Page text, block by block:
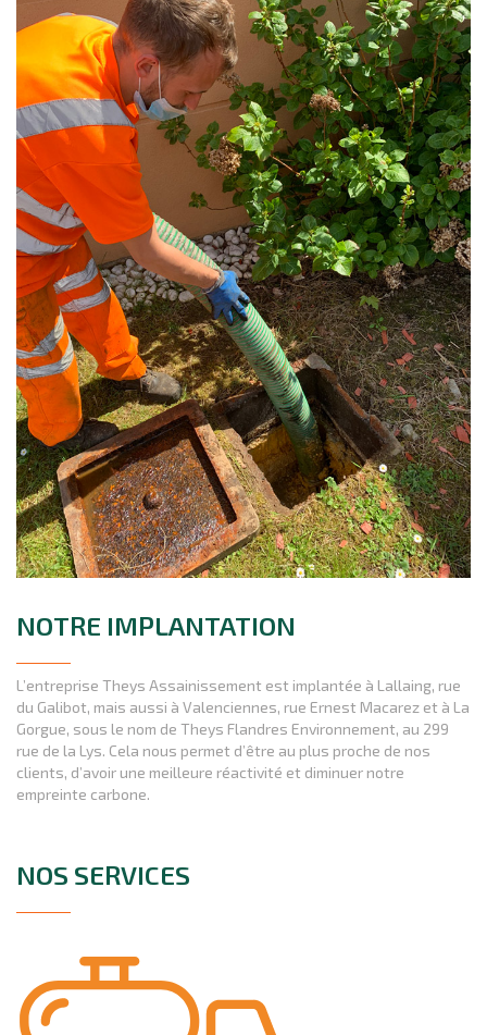
NOTRE IMPLANTATION
L’entreprise Theys Assainissement est implantée à Lallaing, rue
du Galibot, mais aussi à Valenciennes, rue Ernest Macarez et à La
Gorgue, sous le nom de Theys Flandres Environnement, au 299
rue de la Lys. Cela nous permet d’être au plus proche de nos
clients, d’avoir une meilleure réactivité et diminuer notre
empreinte carbone.
NOS SERVICES